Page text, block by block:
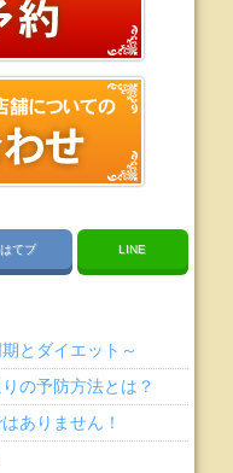
はてブ LINE
とダイエット～
の予防方法とは？
ありません！